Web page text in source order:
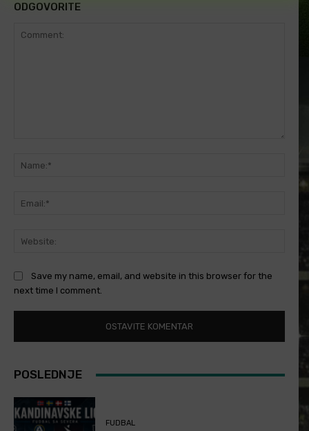
ODGOVORITE
Save my name, email, and website in this browser for the
next time I comment.
POSLEDNJE
FUDBAL